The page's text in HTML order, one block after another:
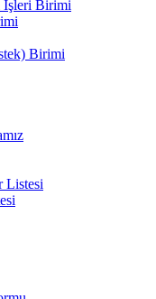
İşleri Birimi
Birimi
Listesi